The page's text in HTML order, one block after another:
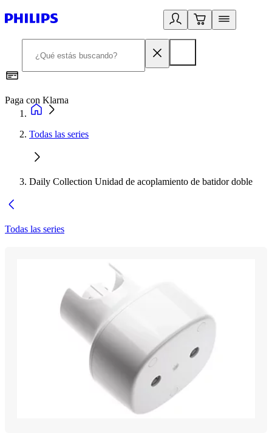
Paga con Klarna
Todas las series
Daily Collection Unidad de acoplamiento de batidor doble
Todas las series